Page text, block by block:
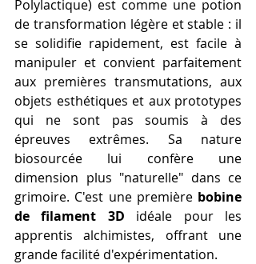
Polylactique) est comme une potion
de transformation légère et stable : il
se solidifie rapidement, est facile à
manipuler et convient parfaitement
aux premières transmutations, aux
objets esthétiques et aux prototypes
qui ne sont pas soumis à des
épreuves extrêmes. Sa nature
biosourcée lui confère une
dimension plus "naturelle" dans ce
grimoire. C'est une première bobine
de filament 3D idéale pour les
apprentis alchimistes, offrant une
grande facilité d'expérimentation.